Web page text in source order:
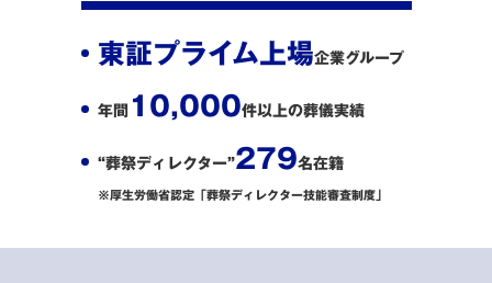
無料で資料請求
閉じる
東証プライム上場企業グループ
年間10,000件以上の葬儀実績
“葬祭ディレクター”279名在籍
※厚生労働省認定「葬祭ディレクター技能審査制度」